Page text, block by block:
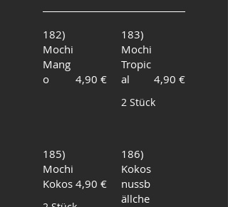
182)
Mochi
Mang
o
4,90 €
183)
Mochi
Tropic
al
2 Stück
4,90 €
185)
Mochi
Kokos 4,90 €
186)
Kokos
nussb
ällche